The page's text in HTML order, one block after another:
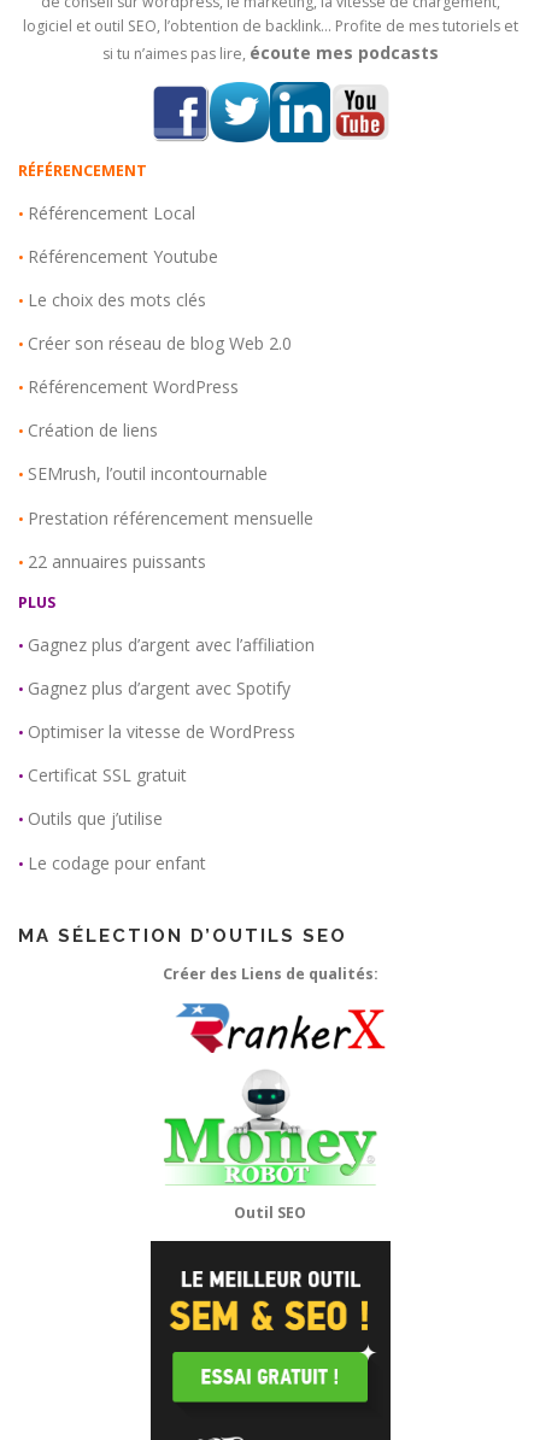
logiciel et outil SEO, l’obtention de backlink… Profite de mes tutoriels et
si tu n’aimes pas lire, écoute mes podcasts
RÉFÉRENCEMENT
• Référencement Local
• Référencement Youtube
• Le choix des mots clés
• Créer son réseau de blog Web 2.0
• Référencement WordPress
• Création de liens
• SEMrush, l’outil incontournable
• Prestation référencement mensuelle
• 22 annuaires puissants
PLUS
• Gagnez plus d’argent avec l’affiliation
• Gagnez plus d’argent avec Spotify
• Optimiser la vitesse de WordPress
• Certificat SSL gratuit
• Outils que j’utilise
• Le codage pour enfant
MA SÉLECTION D’OUTILS SEO
Créer des Liens de qualités:
Outil SEO